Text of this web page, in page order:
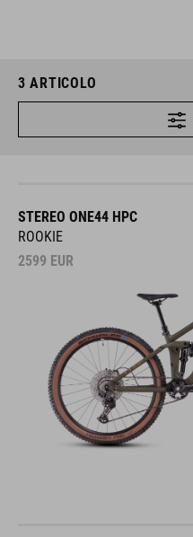
3 ARTICOLO
STEREO ONE44 HPC
ROOKIE
2599 EUR